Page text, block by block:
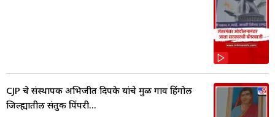
CJP चे संस्थापक अभिजीत दिपके यांचे मुळ गाव हिंगोली
जिल्ह्यातील संतुक पिंपरी...